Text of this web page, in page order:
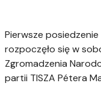
Pierwsze
rozpoczęło się w
Zgromadzenia
partii TISZA Pétera